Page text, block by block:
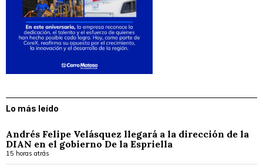
Lo más leído
Andrés Felipe Velásquez llegará a la dirección de la
DIAN en el gobierno De la Espriella
15 horas atrás